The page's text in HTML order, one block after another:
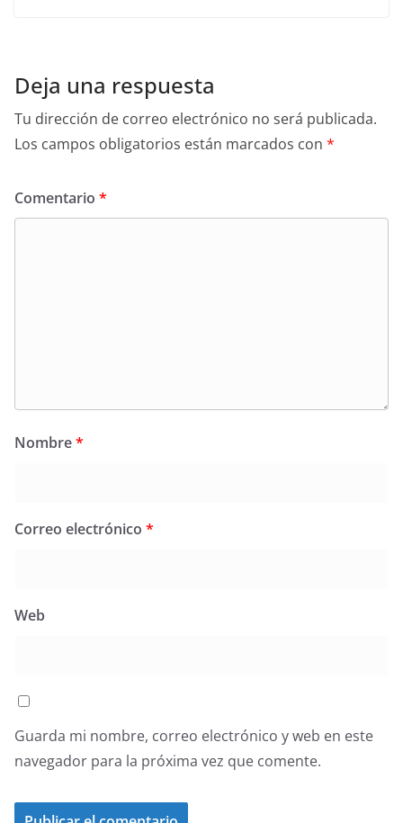
Deja una respuesta
Tu dirección de correo electrónico no será publicada.
Los campos obligatorios están marcados con *
Comentario *
Nombre*
Correo electrónico *
Web
Guarda mi nombre, correo electrónico y web en este
navegador para la próxima vez que comente.